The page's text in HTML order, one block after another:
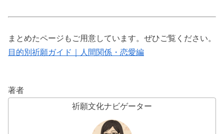
まとめたページもご用意しています。ぜひご覧ください。
目的別祈願ガイド｜人間関係・恋愛編
著者
祈願文化ナビゲーター